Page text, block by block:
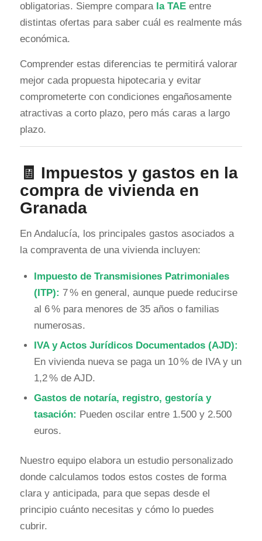
obligatorias. Siempre compara la TAEentre
distintas ofertas para saber cuál es realmente más
económica.
Comprender estas diferencias te permitirá valorar
mejor cada propuesta hipotecaria y evitar
comprometerte con condiciones engañosamente
atractivas a corto plazo, pero más caras a largo
plazo.
🧾 Impuestos y gastos en la
compra de vivienda en
Granada
En Andalucía, los principales gastos asociados a
la compraventa de una vivienda incluyen:
Impuesto de Transmisiones Patrimoniales
(ITP): 7 % en general, aunque puede reducirse
al 6 % para menores de 35 años o familias
numerosas.
IVA y Actos Jurídicos Documentados (AJD):
En vivienda nueva se paga un 10 % de IVA y un
1,2 % de AJD.
Gastos de notaría, registro, gestoría y
tasación: Pueden oscilar entre 1.500 y 2.500
euros.
Nuestro equipo elabora un estudio personalizado
donde calculamos todos estos costes de forma
clara y anticipada, para que sepas desde el
principio cuánto necesitas y cómo lo puedes
cubrir.